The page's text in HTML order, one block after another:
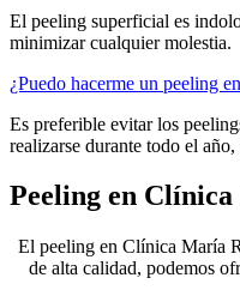
El peeling superficial es
minimizar cualquier molestia.
¿Puedo hacerme un peeling
Es preferible evitar los
realizarse durante todo el
Peeling en
El peeling en Clínica María
de alta calidad, podemos